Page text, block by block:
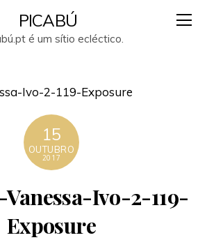
PICABÚ
é um sítio ecléctico.
15
OUTUBRO
2017
Ivo-2-119-
Exposure